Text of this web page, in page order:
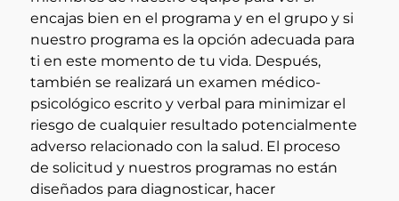
encajas bien en el programa y en el grupo y si
nuestro programa es la opción adecuada para
ti en este momento de tu vida. Después,
también se realizará un examen médico-
psicológico escrito y verbal para minimizar el
riesgo de cualquier resultado potencialmente
adverso relacionado con la salud. El proceso
de solicitud y nuestros programas no están
diseñados para diagnosticar, hacer